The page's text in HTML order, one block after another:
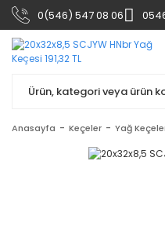
0(546) 547 08 06
Anasayfa Keçeler Yağ